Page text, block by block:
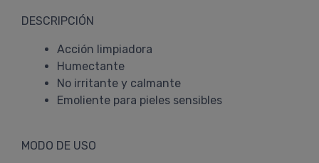
DESCRIPCIÓN
Acción limpiadora
Humectante
No irritante y calmante
Emoliente para pieles sensibles
MODO DE USO